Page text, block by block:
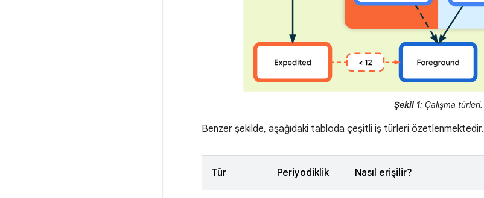
Şekil 1: Çalışma türleri.
Benzer şekilde, aşağıdaki tabloda çeşitli iş türleri özetlenmektedir.
Tür Periyodiklik Nasıl erişilir?